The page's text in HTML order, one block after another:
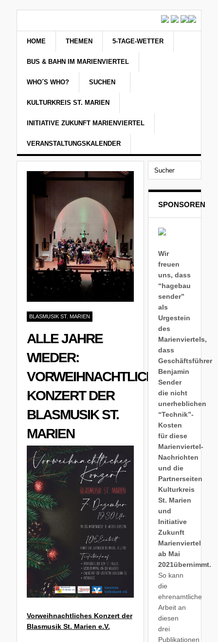
HOME THEMEN 5-TAGE-WETTER
BUS & BAHN IM MARIENVIERTEL
WHO´S WHO? SUCHEN
KULTURKREIS ST. MARIEN
INITIATIVE ZUKUNFT MARIENVIERTEL
VERANSTALTUNGSKALENDER
BLASMUSIK ST. MARIEN
ALLE JAHRE
WIEDER:
VORWEIHNACHTLICHES
KONZERT DER
BLASMUSIK ST.
MARIEN
Vorweihnachtliches Konzert der
Blasmusik St. Marien e.V.
SPONSOREN
Wir
freuen
uns, dass
“hagebau
sender”
als
Urgestein
des
Marienviertels,
dass
Geschäftsführer
Benjamin
Sender
die nicht
unerheblichen
“Technik”-
Kosten
für diese
Marienviertel-
Nachrichten
und die
Partnerseiten
Kulturkreis
St. Marien
und
Initiative
Zukunft
Marienviertel
ab Mai
2021übernimmt.
So kann
die
ehrenamtliche
Arbeit an
diesen
drei
Publikationen